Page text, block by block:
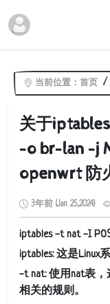
当前位置： 首页
关于
-o br-lan -j
openwrt 防
3年前 (Jan 25,2024)
iptables -t nat -I
iptables: 这是Linux
-t nat: 使用nat表，
相关的规则。